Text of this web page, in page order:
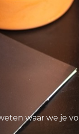
waar we je